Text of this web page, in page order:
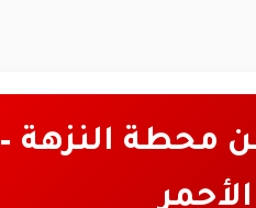
محطة النزهة –